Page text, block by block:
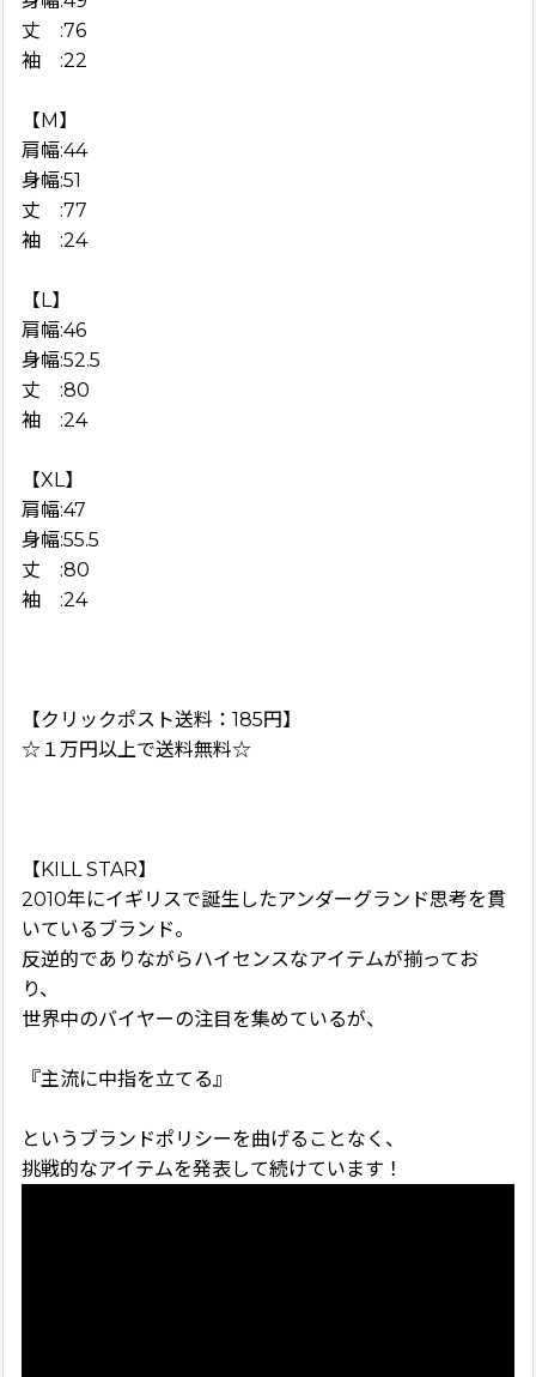
丈 :76
袖 :22
【M】
肩幅:44
身幅:51
丈 :77
袖 :24
【L】
肩幅:46
身幅:52.5
丈 :80
袖 :24
【XL】
肩幅:47
身幅:55.5
丈 :80
袖 :24
【クリックポスト送料：185円】
☆１万円以上で送料無料☆
【KILL STAR】
2010年にイギリスで誕生したアンダーグランド思考を貫
いているブランド。
反逆的でありながらハイセンスなアイテムが揃ってお
り、
世界中のバイヤーの注目を集めているが、
『主流に中指を立てる』
というブランドポリシーを曲げることなく、
挑戦的なアイテムを発表して続けています！